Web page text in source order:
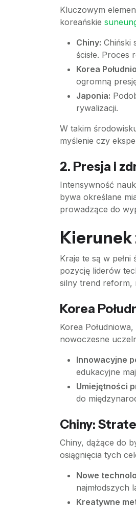
Kluczowym
koreańskie
Chiny: Chiński
ścisłe.
Korea
ogromną
Japonia:
rywalizacji.
W takim
myślenie czy
2. Presja i
Intensywność
bywa określane
prowadzące do
Kierunek
Kraje te są w
pozycję liderów
silny trend reform,
Korea
Korea
nowoczesne
Innowacyjne
edukacyjne
Umiejętności
do
Chiny:
Chiny, dążące do
osiągnięcia tych
Nowe
najmłodszych
Kreatywne